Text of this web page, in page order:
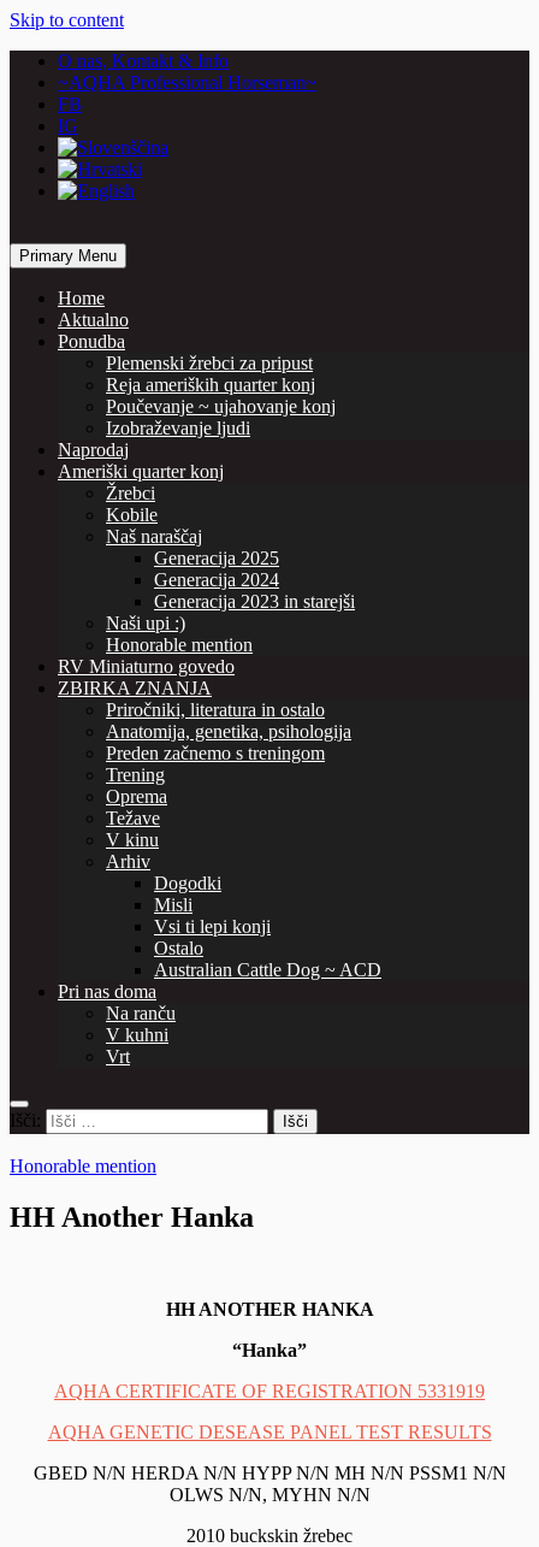
Skip to content
O nas, Kontakt & Info
~AQHA Professional Horseman~
FB
IG
Vašcer Quarter Horses
… horses are our passion
Primary Menu
Home
Aktualno
Ponudba
Plemenski žrebci za pripust
Reja ameriških quarter konj
Poučevanje ~ ujahovanje konj
Izobraževanje ljudi
Naprodaj
Ameriški quarter konj
Žrebci
Kobile
Naš naraščaj
Generacija 2025
Generacija 2024
Generacija 2023 in starejši
Naši upi :)
Honorable mention
RV Miniaturno govedo
ZBIRKA ZNANJA
Priročniki, literatura in ostalo
Anatomija, genetika, psihologija
Preden začnemo s treningom
Trening
Oprema
Težave
V kinu
Arhiv
Dogodki
Misli
Vsi ti lepi konji
Ostalo
Australian Cattle Dog ~ ACD
Pri nas doma
Na ranču
V kuhni
Vrt
Išči:
Honorable mention
HH Another Hanka
HH ANOTHER HANKA
“Hanka”
AQHA CERTIFICATE OF REGISTRATION 5331919
AQHA GENETIC DESEASE PANEL TEST RESULTS
GBED N/N HERDA N/N HYPP N/N MH N/N PSSM1 N/N
OLWS N/N, MYHN N/N
2010 buckskin žrebec